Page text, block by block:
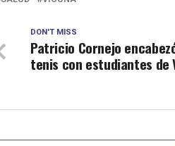
DON'T MISS
Patricio Cornejo
tenis con estudiantes de